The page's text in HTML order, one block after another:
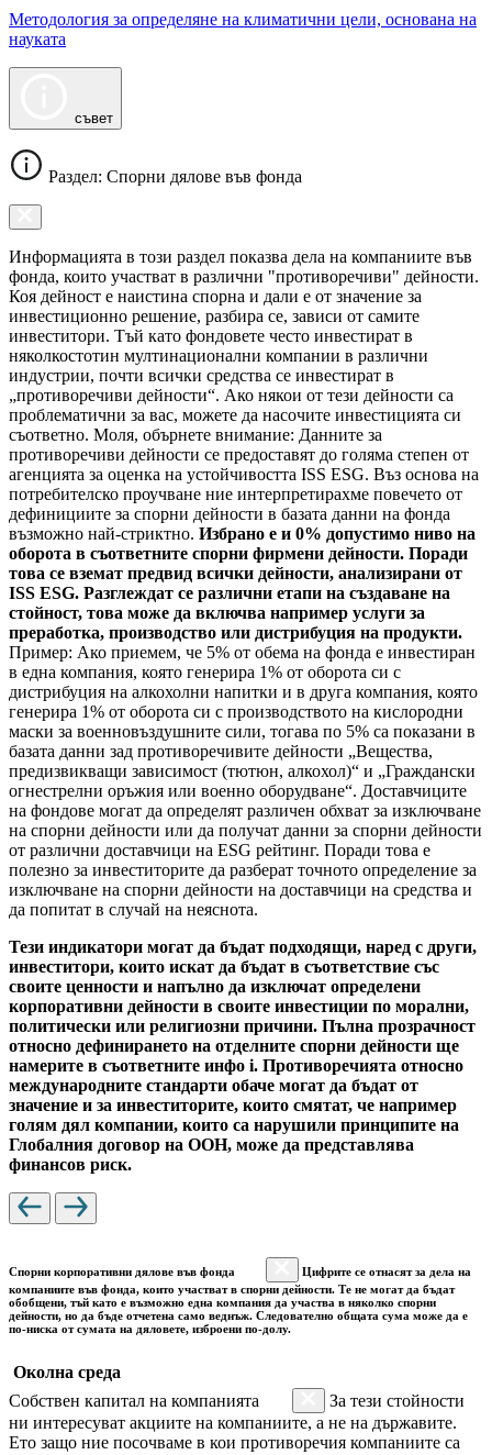
Методология за определяне на климатични цели, основана на
науката
съвет
Раздел: Спорни дялове във фонда
Информацията в този раздел показва дела на компаниите във
фонда, които участват в различни "противоречиви" дейности.
Коя дейност е наистина спорна и дали е от значение за
инвестиционно решение, разбира се, зависи от самите
инвеститори. Тъй като фондовете често инвестират в
няколкостотин мултинационални компании в различни
индустрии, почти всички средства се инвестират в
„противоречиви дейности“. Ако някои от тези дейности са
проблематични за вас, можете да насочите инвестицията си
съответно. Моля, обърнете внимание: Данните за
противоречиви дейности се предоставят до голяма степен от
агенцията за оценка на устойчивостта ISS ESG. Въз основа на
потребителско проучване ние интерпретирахме повечето от
дефинициите за спорни дейности в базата данни на фонда
възможно най-стриктно. Избрано е и 0% допустимо ниво на
оборота в съответните спорни фирмени дейности. Поради
това се вземат предвид всички дейности, анализирани от
ISS ESG. Разглеждат се различни етапи на създаване на
стойност, това може да включва например услуги за
преработка, производство или дистрибуция на продукти.
Пример: Ако приемем, че 5% от обема на фонда е инвестиран
в една компания, която генерира 1% от оборота си с
дистрибуция на алкохолни напитки и в друга компания, която
генерира 1% от оборота си с производството на кислородни
маски за военновъздушните сили, тогава по 5% са показани в
базата данни зад противоречивите дейности „Вещества,
предизвикващи зависимост (тютюн, алкохол)“ и „Граждански
огнестрелни оръжия или военно оборудване“. Доставчиците
на фондове могат да определят различен обхват за изключване
на спорни дейности или да получат данни за спорни дейности
от различни доставчици на ESG рейтинг. Поради това е
полезно за инвеститорите да разберат точното определение за
изключване на спорни дейности на доставчици на средства и
да попитат в случай на неяснота.
Тези индикатори могат да бъдат подходящи, наред с други,
инвеститори, които искат да бъдат в съответствие със
своите ценности и напълно да изключат определени
корпоративни дейности в своите инвестиции по морални,
политически или религиозни причини. Пълна прозрачност
относно дефинирането на отделните спорни дейности ще
намерите в съответните инфо i. Противоречията относно
международните стандарти обаче могат да бъдат от
значение и за инвеститорите, които смятат, че например
голям дял компании, които са нарушили принципите на
Глобалния договор на ООН, може да представлява
финансов риск.
Спорни корпоративни дялове във фонда
Цифрите се отнасят за дела на
компаниите във фонда, които участват в спорни дейности. Те не могат да бъдат
обобщени, тъй като е възможно една компания да участва в няколко спорни
дейности, но да бъде отчетена само веднъж. Следователно общата сума може да е
по-ниска от сумата на дяловете, изброени по-долу.
Околна среда
Собствен капитал на компанията
За тези стойности
ни интересуват акциите на компаниите, а не на държавите.
Ето защо ние посочваме в кои противоречия компаниите са